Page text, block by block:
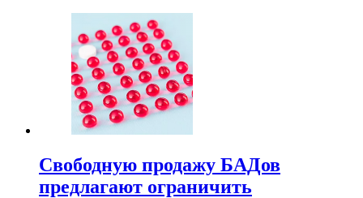
Свободную продажу БАДов
предлагают ограничить